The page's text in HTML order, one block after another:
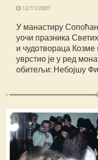
12/11/2001
У манастиру
уочи празника
и чудотвораца
уврстио је у ред
обитељи: Небојшу